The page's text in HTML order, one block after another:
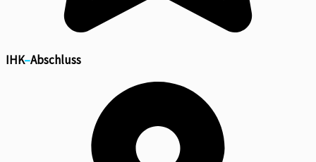
IHK–Abschluss